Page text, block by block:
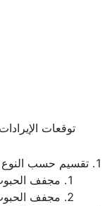
توقعات
تقسيم حسب النوع
مجفف
مجفف